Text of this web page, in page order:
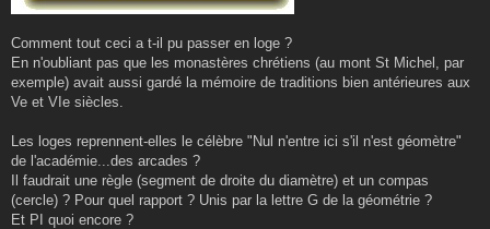
Comment tout ceci a t-il pu passer en loge ?
En n'oubliant pas que les monastères chrétiens (au mont St Michel, par
exemple) avait aussi gardé la mémoire de traditions bien antérieures aux
Ve et VIe siècles.
Les loges reprennent-elles le célèbre "Nul n'entre ici s'il n'est géomètre"
de l'académie...des arcades ?
Il faudrait une règle (segment de droite du diamètre) et un compas
(cercle) ? Pour quel rapport ? Unis par la lettre G de la géométrie ?
Et PI quoi encore ?